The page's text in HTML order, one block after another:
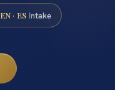
EN · ES Intake